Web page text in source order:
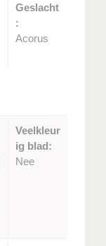
Geslacht
:
Acorus
Veelkleur
ig blad:
Nee